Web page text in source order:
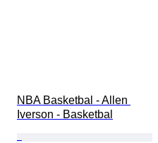
NBA Basketbal - Allen
Iverson - Basketbal